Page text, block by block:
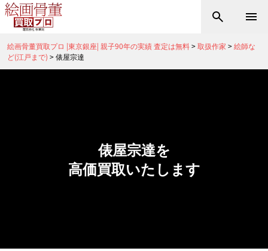
絵画骨董買取プロ |東京銀座| 親子90年の実績 査定は無料>取扱作家 >絵師な
ど(江戸まで) >俵屋宗達
俵屋宗達を
高価買取いたします